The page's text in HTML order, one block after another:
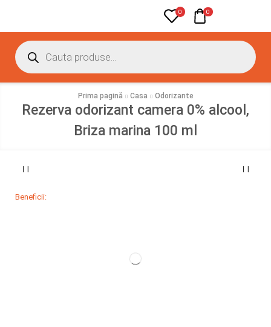
0 0
Prima pagină Casa Odorizante
Rezerva odorizant camera 0% alcool,
Briza marina 100 ml
Beneficii: